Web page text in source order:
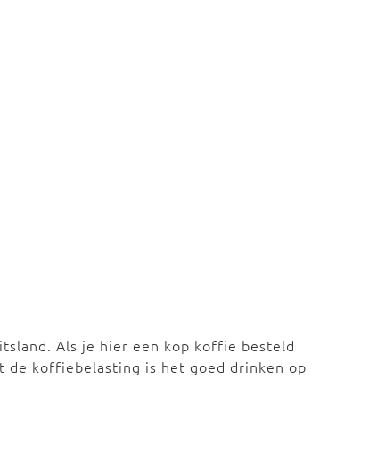
Als je hier een kop koffie besteld
de koffiebelasting is het goed drinken op